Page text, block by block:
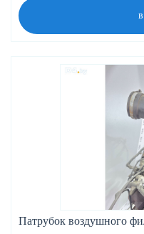
Патрубок воздушного